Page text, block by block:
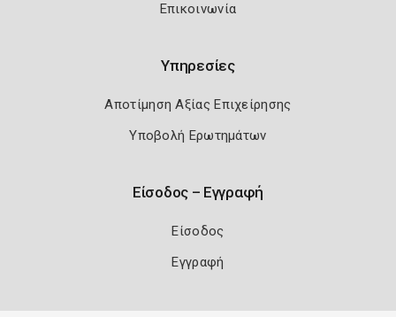
Επικοινωνία
Υπηρεσίες
Αποτίμηση Αξίας Επιχείρησης
Υποβολή Ερωτημάτων
Είσοδος – Εγγραφή
Είσοδος
Εγγραφή